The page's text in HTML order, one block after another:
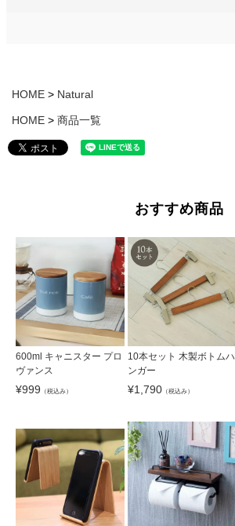
HOME Natural
HOME 商品一覧
おすすめ商品
600ml キャニスター プロ
ヴァンス
¥999 （税込み）
10本セット 木製ボトムハ
ンガー
¥1,790 （税込み）